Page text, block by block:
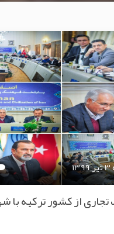
از کشور ترکیه با